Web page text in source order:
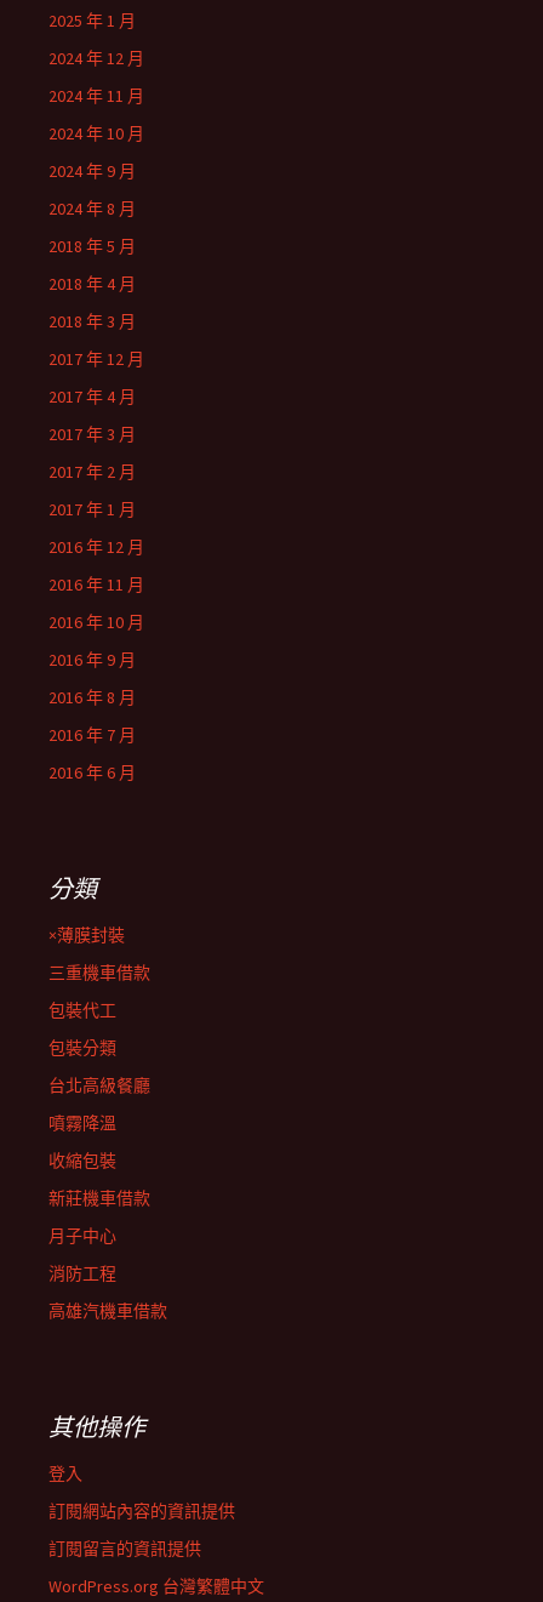
2025 年 1 月
2024 年 12 月
2024 年 11 月
2024 年 10 月
2024 年 9 月
2024 年 8 月
2018 年 5 月
2018 年 4 月
2018 年 3 月
2017 年 12 月
2017 年 4 月
2017 年 3 月
2017 年 2 月
2017 年 1 月
2016 年 12 月
2016 年 11 月
2016 年 10 月
2016 年 9 月
2016 年 8 月
2016 年 7 月
2016 年 6 月
分類
×薄膜封裝
三重機車借款
包裝代工
包裝分類
台北高級餐廳
噴霧降溫
收縮包裝
新莊機車借款
月子中心
消防工程
高雄汽機車借款
其他操作
登入
訂閱網站內容的資訊提供
訂閱留言的資訊提供
WordPress.org 台灣繁體中文